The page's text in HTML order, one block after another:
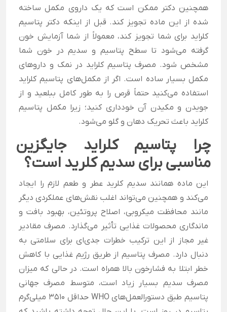
همچنین دکتر ممکن است که یک داروی مکمل ساخته
شده از این ماده تجویز کند. قبل از اینکه دکتر پتاسیم
کلراید برای شما تجویز کند، معمولاً از شما آزمایش خون
گرفته می‌شود تا سطح پتاسیم و سدیم در خون شما
مشخص شود. مصرف پتاسیم کلراید در نمک و داروهای
مکمل بسیار ساده است. اگر از مکمل‌های پتاسیم کلراید
استفاده می‌کنید حتماً قرص را به طور کامل ببلعید و از
جویدن و مکیدن آن خودداری کنید؛ زیرا مکمل پتاسیم
کلراید باعث تحریک دهان و گلو می‌شود.
چرا پتاسیم کلراید جایگزین
مناسبی برای سدیم کلرید است؟
این ماده همانند سدیم کلرید عطر و طعم لازم را ایجاد
می‌کند و همچنین می‌تواند اغلب نقش‌های عملکردی دیگر
مانند محافظت میکروبی، اصلاح پروتئین، بهبود بافت و
ماندگاری محصولات غذایی تأثیر می‌گذارد. مصرف مقادیر
غیر مجاز از این ترکیب خطرات جدی‌ای برای سلامتی به
دنبال دارد. مصرف پتاسیم از طریق رژیم غذایی با کاهش
خطر ابتلا به فشارخون بالا همراه است. در حالی که میزان
مصرف سدیم بسیار زیاد است، متوسط ​​مصرف جهانی
پتاسیم طبق دستورالعمل‌های WHO حداقل 3510 میلی‌گرم